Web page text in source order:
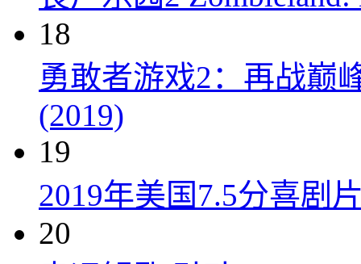
18
勇敢者游戏2：再战巅
(2019)
19
2019年美国7.5分喜剧
20